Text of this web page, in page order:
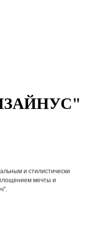
и стилистически
мечты и